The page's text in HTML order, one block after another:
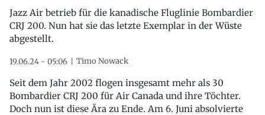
Jazz Air betrieb für die kanadische Fluglinie Bombardier
CRJ 200. Nun hat sie das letzte Exemplar in der Wüste
abgestellt.
19.06.24 - 05:06 Timo Nowack
Seit dem Jahr 2002 flogen insgesamt mehr als 30
Bombardier CRJ 200 für Air Canada und ihre Töchter.
Doch nun ist diese Ära zu Ende. Am 6. Juni absolvierte